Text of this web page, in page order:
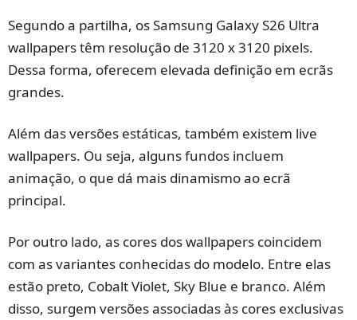
Segundo a partilha, os Samsung Galaxy S26 Ultra
wallpapers têm resolução de 3120 x 3120 pixels.
Dessa forma, oferecem elevada definição em ecrãs
grandes.
Além das versões estáticas, também existem live
wallpapers. Ou seja, alguns fundos incluem
animação, o que dá mais dinamismo ao ecrã
principal.
Por outro lado, as cores dos wallpapers coincidem
com as variantes conhecidas do modelo. Entre elas
estão preto, Cobalt Violet, Sky Blue e branco. Além
disso, surgem versões associadas às cores exclusivas